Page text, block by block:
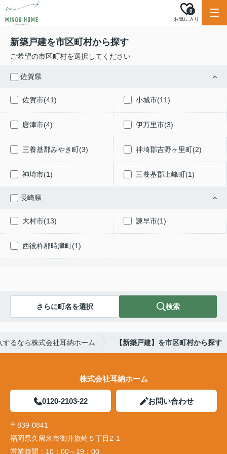
お気に入り
0
新築戸建を市区町村から探す
ご希望の市区町村を選択してください
佐賀県
佐賀市(41) 小城市(11)
唐津市(4) 伊万里市(3)
三養基郡みやき町(3) 神埼郡吉野ヶ里町(2)
神埼市(1) 三養基郡上峰町(1)
長崎県
大村市(13) 諫早市(1)
西彼杵郡時津町(1)
さらに町名を選択 検索
るなら株式会社耳納ホーム 【新築戸建】を市区町村から探す
株式会社耳納ホーム
0120-2103-22 お問い合わせ
〒839-0841
福岡県久留米市御井旗崎５丁目2-1
営業時間： 10：00～19：00